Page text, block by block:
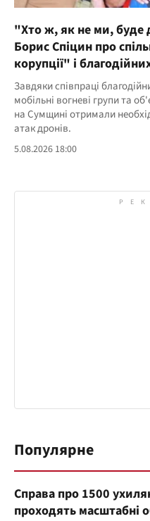
"Хто ж, як не ми, буде
Борис Спіцин про
корупції" і
Завдяки співпраці
мобільні вогневі групи та
на Сумщині отримали
атак дронів.
5.08.2026 18:00
Популярне
Справа про 1500
проходять масштабні